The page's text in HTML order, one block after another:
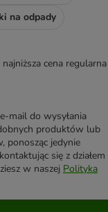
na odpady
cena regularna
mail do wysyłania
produktów lub
ponosząc jedynie
się z działem
w naszej Polityka